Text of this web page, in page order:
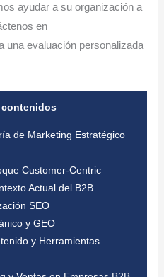
ayudar a su organización a
en
una evaluación personalizada
contenidos
de Marketing Estratégico
Customer-Centric
Actual del B2B
SEO
y GEO
y Herramientas